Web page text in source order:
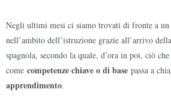
Negli ultimi mesi ci siamo trovati di fronte a un
nell’ambito dell’istruzione grazie all’arrivo
spagnola, secondo la quale, d’ora in poi, ciò
come competenze chiave o di base passa a
apprendimento.